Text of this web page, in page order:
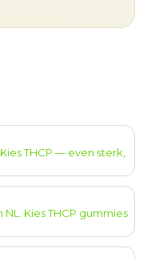
THCP — even sterk,
Kies THCP gummies